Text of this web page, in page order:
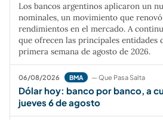
Los bancos argentinos aplicaron un
nominales, un movimiento que
rendimientos en el mercado. A
que ofrecen las principales entidades
primera semana de agosto de 2026.
06/08/2026 BMA — Que Pasa Salta
Dólar hoy: banco por banco, a
jueves 6 de agosto